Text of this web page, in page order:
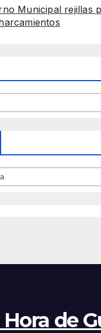
Municipal rejillas
de